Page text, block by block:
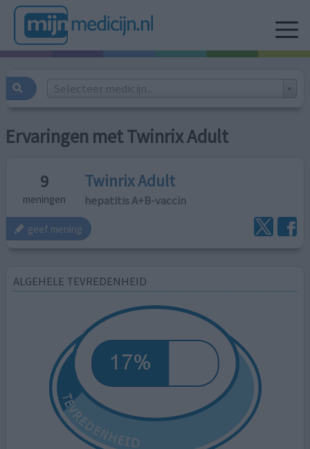
Selecteer medicijn...
Ervaringen met Twinrix Adult
9
meningen
Twinrix Adult
hepatitis A+B-vaccin
geef mening
ALGEHELE TEVREDENHEID